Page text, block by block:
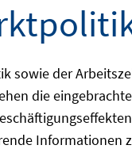
der
die